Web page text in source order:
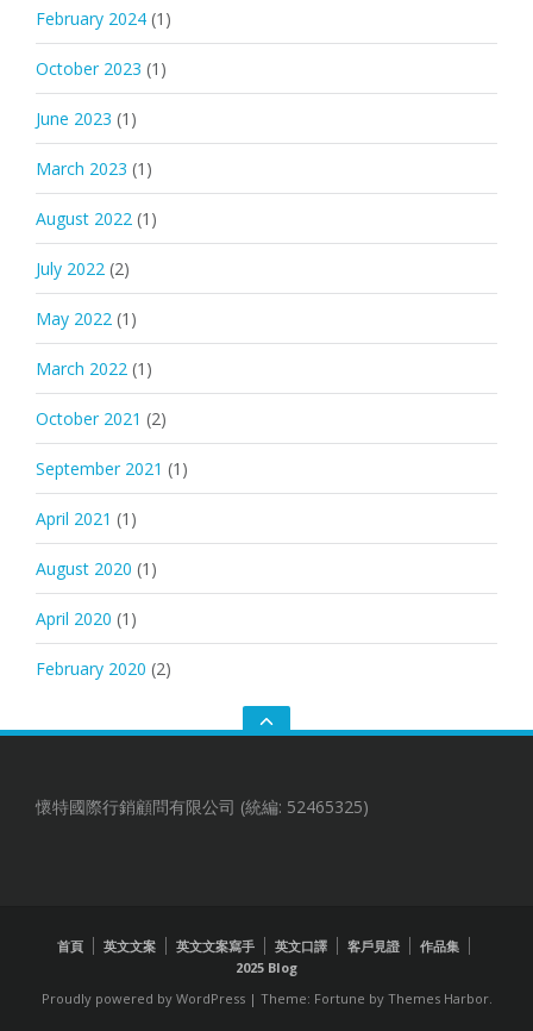
February 2024 (1)
October 2023 (1)
June 2023 (1)
March 2023 (1)
August 2022 (1)
July 2022 (2)
May 2022 (1)
March 2022 (1)
October 2021 (2)
September 2021 (1)
April 2021 (1)
August 2020 (1)
April 2020 (1)
February 2020 (2)
GO
懷特國際行銷顧問有限公司 (統編: 52465325)
首頁 英文文案 英文文案寫手 英文口譯 客戶見證
作品集
2025 Blog
Proudly powered by WordPress | Theme: Fortune by Themes Harbor.